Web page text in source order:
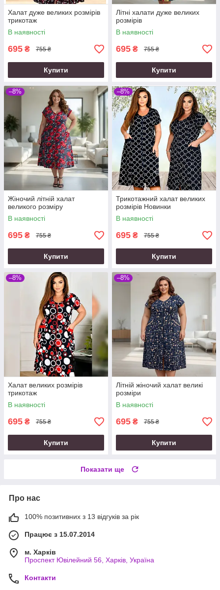
Халат дуже великих розмірів
трикотаж
В наявності
695 ₴ 755 ₴
Купити
Літні халати дуже великих
розмірів
В наявності
695 ₴ 755 ₴
Купити
–8%
Жіночий літній халат
великого розміру
В наявності
695 ₴ 755 ₴
Купити
–8%
Трикотажний халат великих
розмірів Новинки
В наявності
695 ₴ 755 ₴
Купити
–8%
Халат великих розмірів
трикотаж
В наявності
695 ₴ 755 ₴
Купити
–8%
Літній жіночий халат великі
розміри
В наявності
695 ₴ 755 ₴
Купити
Показати ще
Про нас
100% позитивних з 13 відгуків за рік
Працює з 15.07.2014
м. Харків
Проспект Ювілейний 56, Харків, Україна
Контакти